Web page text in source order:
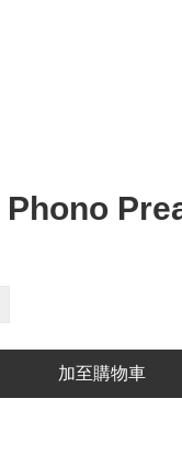
Phono
加至購物車